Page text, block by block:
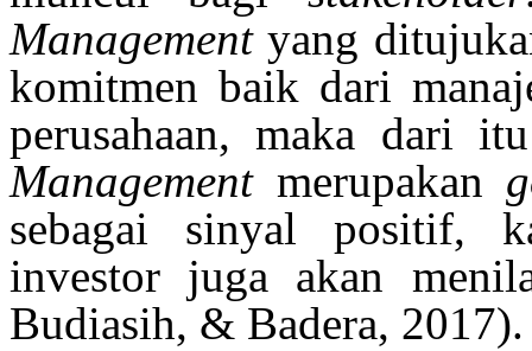
Managementyang
komitmen baik dari
perusahaan, maka dari
Management merupakan
sebagai sinyal positif,
investor juga akan
Budiasih, & Badera, 2017).